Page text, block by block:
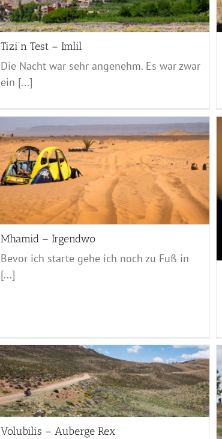
Tizi’n Test – Imlil
Die Nacht war sehr angenehm. Es war zwar
ein [...]
Mhamid – Irgendwo
Bevor ich starte gehe ich noch zu Fuß in
[...]
Merzouga – Mhamid
Marocco - 2017
Volubilis – Auberge Rex
Chefchaouen – Volubilis
Marocco - 2017